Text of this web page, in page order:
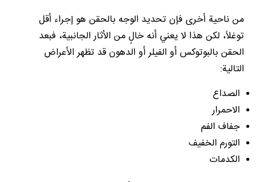
من ناحية أخرى فإن تحديد الوجه بالحقن هو إجراء أقل
توغلاً، لكن هذا لا يعني أنه خالٍ من الأثار الجانبية، فبعد
الحقن بالبوتوكس أو الفيلر أو الدهون قد تظهر الأعراض
التالية:
الصداع
الاحمرار
جفاف الفم
التورم الخفيف
الكدمات